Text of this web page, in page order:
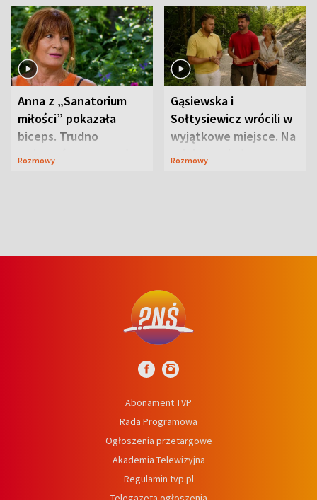
Anna z „Sanatorium
miłości” pokazała
biceps. Trudno
uwierzyć, co przeszła
Rozmowy
Gąsiewska i
Sołtysiewicz wrócili w
wyjątkowe miejsce. Na
szlaku czekał
Rozmowy
Abonament TVP
Rada Programowa
Ogłoszenia przetargowe
Akademia Telewizyjna
Regulamin tvp.pl